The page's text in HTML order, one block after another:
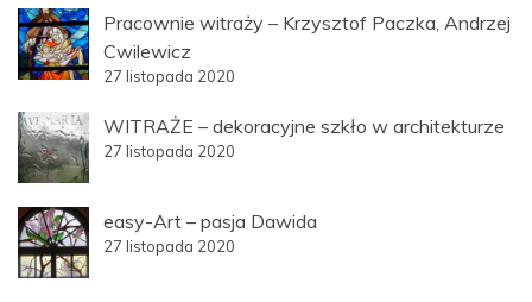
Pracownie witraży – Krzysztof Paczka, Andrzej
Cwilewicz
27 listopada 2020
WITRAŻE – dekoracyjne szkło w architekturze
27 listopada 2020
easy-Art – pasja Dawida
27 listopada 2020